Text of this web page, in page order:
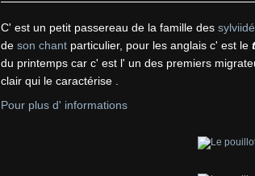
C' est un petit passereau de la famille des
de son chant particulier, pour les anglais c' est le
du printemps car c' est l' un des premiers
clair qui le caractérise .
Pour plus d' informations